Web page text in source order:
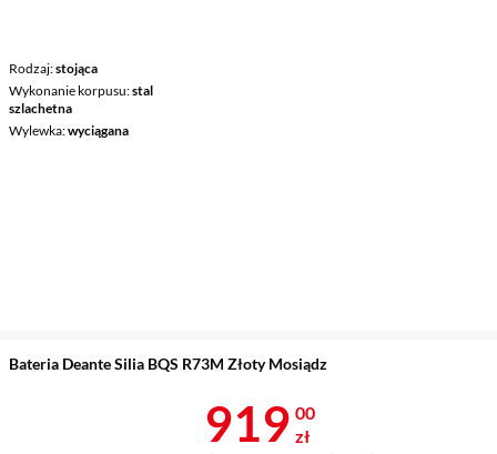
Rodzaj stojąca
Wykonanie korpusu stal
szlachetna
Wylewka wyciągana
Bateria Deante Silia BQS R73M Złoty Mosiądz
Cena 919 zł
919 00
zł